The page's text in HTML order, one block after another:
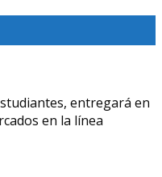
entregará en
en la línea